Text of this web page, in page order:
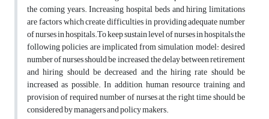
the coming years. Increasing hospital beds and hiring limitations
are factors which create difficulties in providing adequate number
of nurses in hospitals.To keep sustain level of nurses in hospitals the
following policies are implicated from simulation model: desired
number of nurses should be increased, the delay between retirement
and hiring should be decreased and the hiring rate should be
increased as possible. In addition, human resource training and
provision of required number of nurses at the right time should be
considered by managers and policy makers.